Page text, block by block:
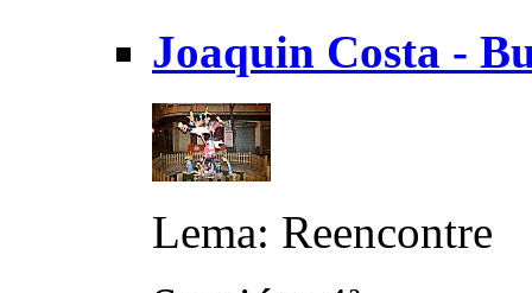
Joaquin Costa -
Lema: Reencontre